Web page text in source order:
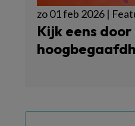
zo 01 feb 2026 |
Kijk eens